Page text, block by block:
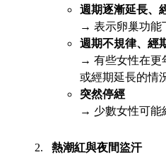
週期逐漸延長、
→ 表示卵巢功能
週期不規律、經
→ 有些女性在更
或經期延長的情
突然停經
→ 少數女性可能
熱潮紅與夜間盜汗